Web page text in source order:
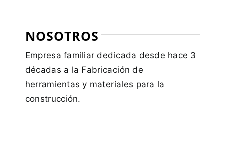
NOSOTROS
Empresa familiar dedicada desde hace 3
décadas a la Fabricación de
herramientas y materiales para la
construcción.